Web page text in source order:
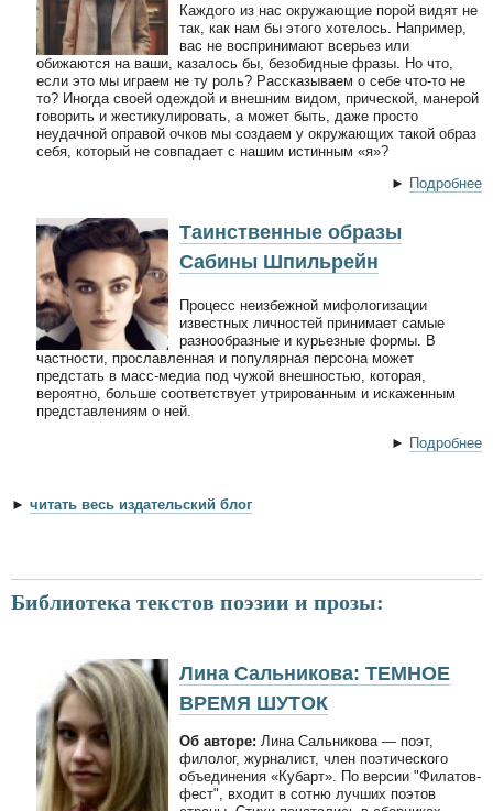
Каждого из нас окружающие порой видят не
так, как нам бы этого хотелось. Например,
вас не воспринимают всерьез или
обижаются на ваши, казалось бы, безобидные фразы. Но что,
если это мы играем не ту роль? Рассказываем о себе что-то не
то? Иногда своей одеждой и внешним видом, прической, манерой
говорить и жестикулировать, а может быть, даже просто
неудачной оправой очков мы создаем у окружающих такой образ
себя, который не совпадает с нашим истинным «я»?
► Подробнее
Таинственные образы
Сабины Шпильрейн
Процесс неизбежной мифологизации
известных личностей принимает самые
разнообразные и курьезные формы. В
частности, прославленная и популярная персона может
предстать в масс-медиа под чужой внешностью, которая,
вероятно, больше соответствует утрированным и искаженным
представлениям о ней.
► Подробнее
► читать весь издательский блог
Библиотека текстов поэзии и прозы:
Лина Сальникова: ТЕМНОЕ
ВРЕМЯ ШУТОК
Об авторе: Лина Сальникова — поэт,
филолог, журналист, член поэтического
объединения «Кубарт». По версии "Филатов-
фест", входит в сотню лучших поэтов